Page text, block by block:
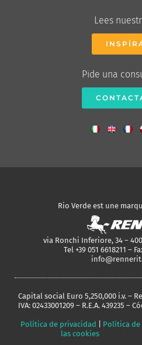
Lees
Pide una
Rio Verde est une
via Ronchi Inferiore, 34 –
Tel +39 051 6618211 –
Capital social Euro 5,250,000 i.v. –
IVA: 02433001209 – R.E.A. 439235 –
Política de privacidad
Política de
las cookies